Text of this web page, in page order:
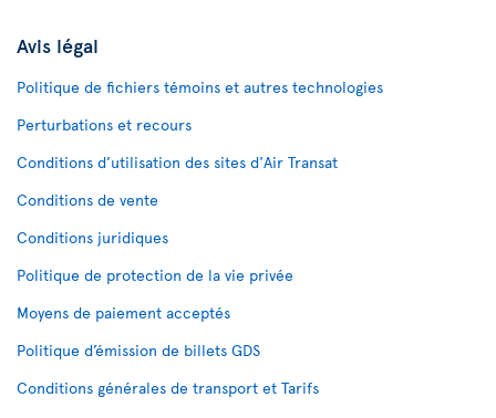
Avis légal
Politique de fichiers témoins et autres technologies
Perturbations et recours
Conditions d’utilisation des sites d'Air Transat
Conditions de vente
Conditions juridiques
Politique de protection de la vie privée
Moyens de paiement acceptés
Politique d’émission de billets GDS
Conditions générales de transport et Tarifs